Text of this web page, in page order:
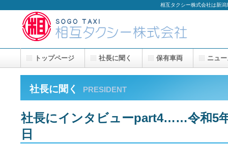
相互タクシー株式会社は新
社長に聞く PRESIDENT
社長にインタビューpart4……令和5
日
トップページ 社長に聞く 保有車両 ニュ